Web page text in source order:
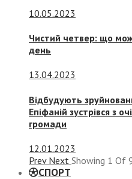
10.05.2023
Чистий четвер: що
день
13.04.2023
Відбудують
Епіфаній зустрівся з
громади
12.01.2023
Prev Next Showing 1 Of
СПОРТ